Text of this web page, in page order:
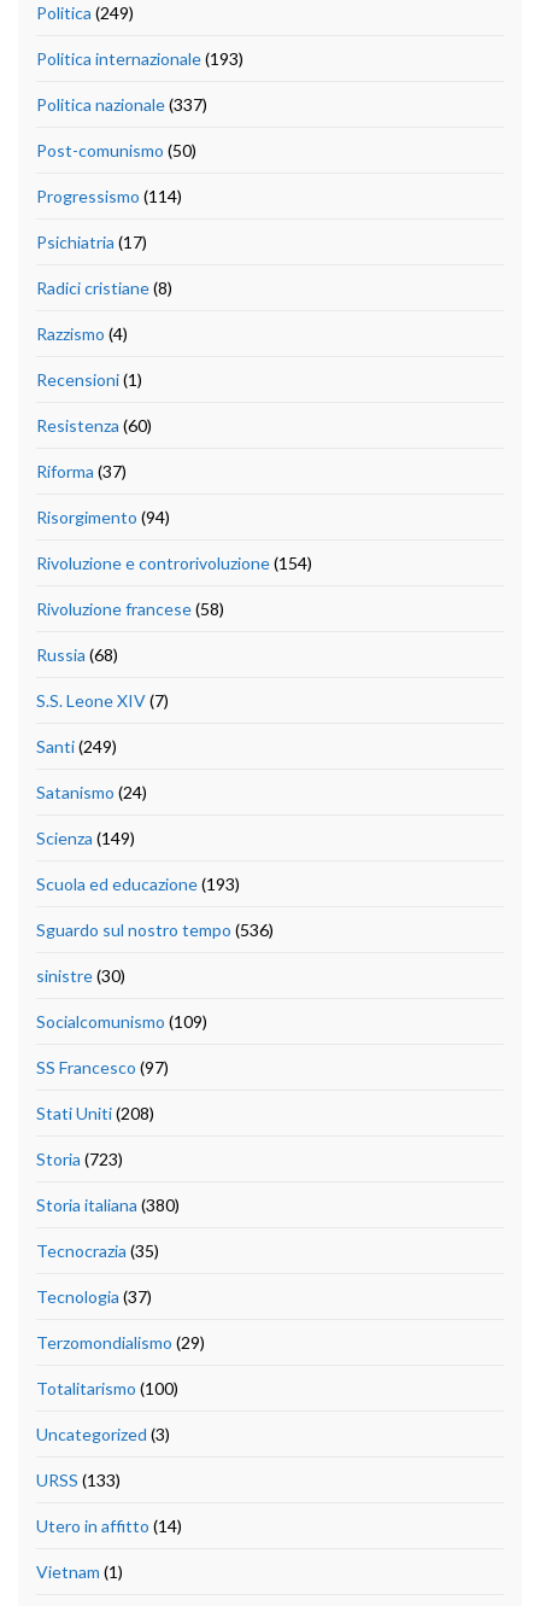
Politica (249)
Politica internazionale(193)
Politica nazionale(337)
Post-comunismo (50)
Progressismo (114)
Psichiatria (17)
Radici cristiane(8)
Razzismo (4)
Recensioni(1)
Resistenza (60)
Riforma (37)
Risorgimento (94)
Rivoluzione e controrivoluzione(154)
Rivoluzione francese(58)
Russia (68)
S.S. Leone XIV(7)
Santi(249)
Satanismo (24)
Scienza (149)
Scuola ed educazione(193)
Sguardo sul nostro tempo (536)
sinistre(30)
Socialcomunismo (109)
SS Francesco (97)
Stati Uniti(208)
Storia (723)
Storia italiana (380)
Tecnocrazia (35)
Tecnologia (37)
Terzomondialismo (29)
Totalitarismo (100)
Uncategorized (3)
URSS (133)
Utero in affitto (14)
Vietnam (1)